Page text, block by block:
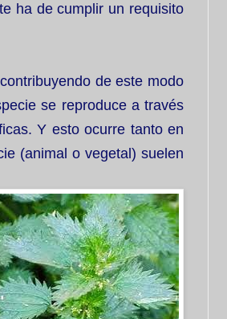
ha de cumplir un requisito
de este modo
se reproduce a través
Y esto ocurre tanto en
(animal o vegetal) suelen